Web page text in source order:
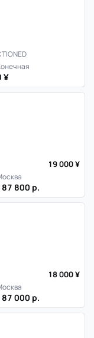
¥
19 000 ¥
800 р.
18 000 ¥
000 р.